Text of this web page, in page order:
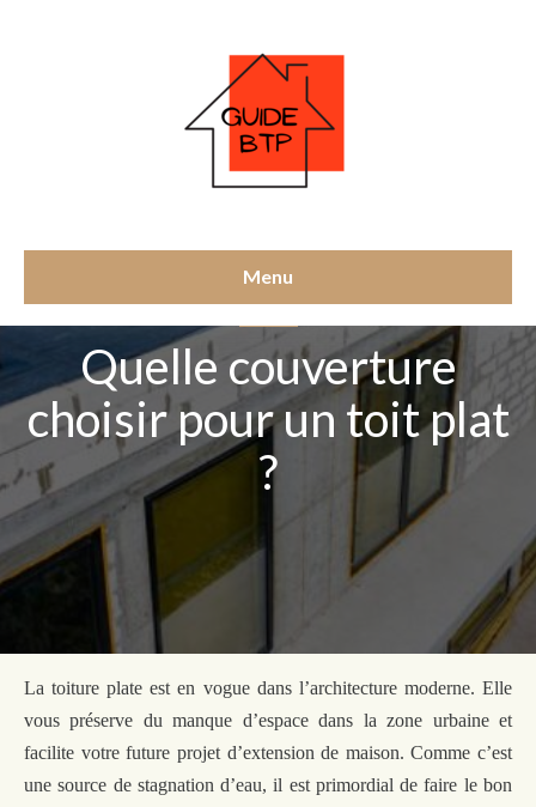
Menu
Quelle couverture
choisir pour un toit plat
?
La toiture plate est en vogue dans l’architecture moderne. Elle
vous préserve du manque d’espace dans la zone urbaine et
facilite votre future projet d’extension de maison.Comme c’est
une source de stagnation d’eau, il est primordial de faire lebon